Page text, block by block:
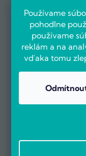
Používame
pohodlne
používame
reklám a na
vďaka tomu